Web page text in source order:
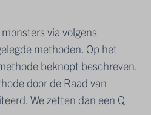
via volgens
methoden. Op het
beknopt beschreven.
door de Raad van
We zetten dan een Q